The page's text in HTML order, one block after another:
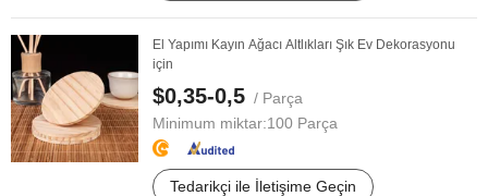
El Yapımı Kayın Ağacı Altlıkları Şık Ev Dekorasyonu
için
$0,35-0,5 / Parça
Minimum miktar:100 Parça
Tedarikçi ile İletişime Geçin